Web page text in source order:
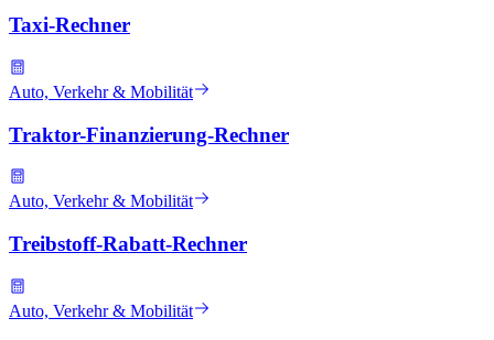
Taxi-Rechner
Auto, Verkehr & Mobilität
Traktor-Finanzierung-Rechner
Auto, Verkehr & Mobilität
Treibstoff-Rabatt-Rechner
Auto, Verkehr & Mobilität